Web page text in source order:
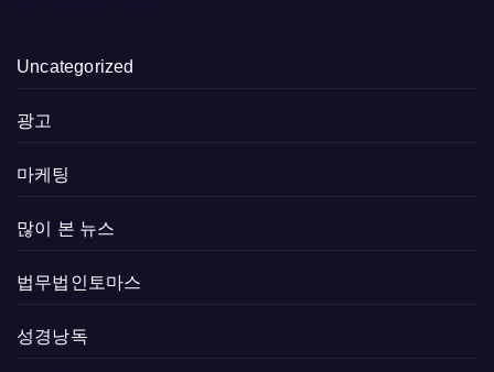
Uncategorized
광고
마케팅
많이 본 뉴스
법무법인토마스
성경낭독